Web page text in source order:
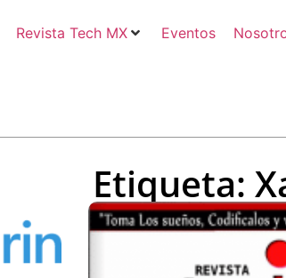
Revista Tech MX Eventos
Etiqueta: